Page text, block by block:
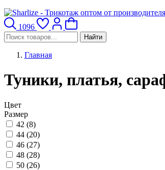
1096
Найти
Главная
Туники, платья,
Цвет
Размер
42 (8)
44 (20)
46 (27)
48 (28)
50 (26)